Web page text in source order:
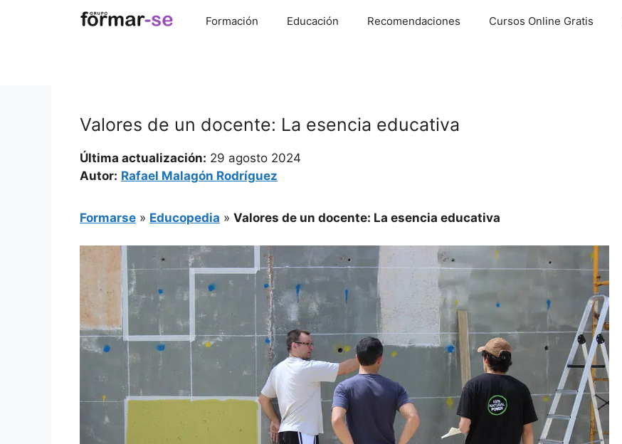
Formación Educación Recomendaciones Cursos Online Gratis
Valores de un docente: La esencia educativa
Última actualización: 29 agosto 2024
Autor: Rafael Malagón Rodríguez
Formarse » Educopedia » Valores de un docente: La esencia educativa